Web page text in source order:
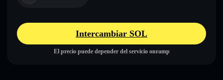
Intercambiar SOL
El precio puede depender del servicio onramp